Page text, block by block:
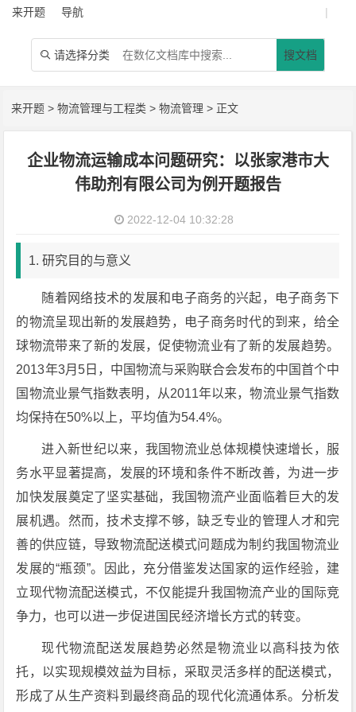
来开题 导航 |
 请选择分类 搜文档
来开题 >物流管理与工程类 >物流管理 > 正文
企业物流运输成本问题研究：以张家港市大
伟助剂有限公司为例开题报告
2022-12-04 10:32:28
1. 研究目的与意义
随着网络技术的发展和电子商务的兴起，电子商务下
的物流呈现出新的发展趋势，电子商务时代的到来，给全
球物流带来了新的发展，促使物流业有了新的发展趋势。
2013年3月5日，中国物流与采购联合会发布的中国首个中
国物流业景气指数表明，从2011年以来，物流业景气指数
均保持在50%以上，平均值为54.4%。
进入新世纪以来，我国物流业总体规模快速增长，服
务水平显著提高，发展的环境和条件不断改善，为进一步
加快发展奠定了坚实基础，我国物流产业面临着巨大的发
展机遇。然而，技术支撑不够，缺乏专业的管理人才和完
善的供应链，导致物流配送模式问题成为制约我国物流业
发展的“瓶颈”。因此，充分借鉴发达国家的运作经验，建
立现代物流配送模式，不仅能提升我国物流产业的国际竞
争力，也可以进一步促进国民经济增长方式的转变。
现代物流配送发展趋势必然是物流业以高科技为依
托，以实现规模效益为目标，采取灵活多样的配送模式，
形成了从生产资料到最终商品的现代化流通体系。分析发